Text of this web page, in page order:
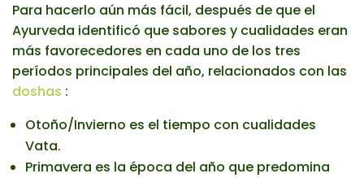
Para hacerlo aún más fácil, después de que el
Ayurveda identificó que sabores y cualidades eran
más favorecedores en cada uno de los tres
períodos principales del año, relacionados con las
doshas :
Otoño/Invierno es el tiempo con cualidades
Vata.
Primavera es la época del año que predomina